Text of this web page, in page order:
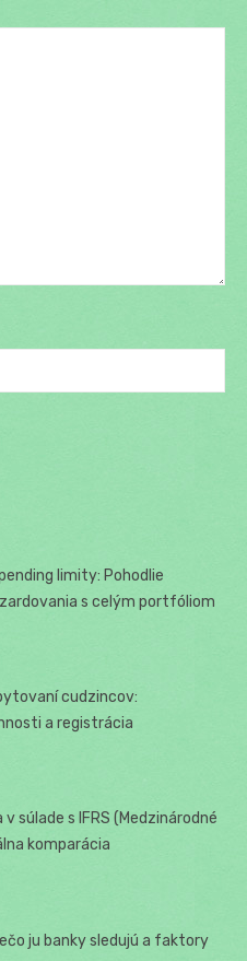
limity: Pohodlie
s celým portfóliom
cudzincov:
a registrácia
súlade s IFRS (Medzinárodné
komparácia
ju banky sledujú a faktory